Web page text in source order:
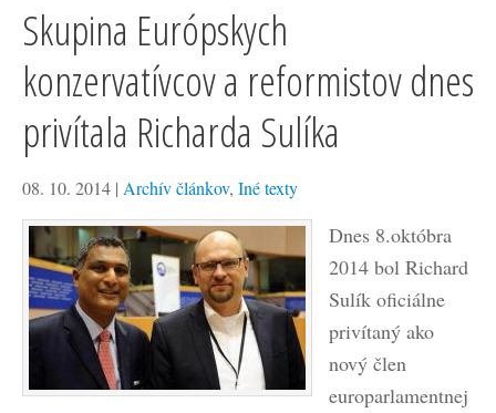
Skupina Európskych
konzervatívcov a reformistov dnes
privítala Richarda Sulíka
08. 10. 2014 | Archív článkov, Iné texty
Dnes 8.októbra
2014 bol Richard
Sulík oficiálne
privítaný ako
nový člen
europarlamentnej